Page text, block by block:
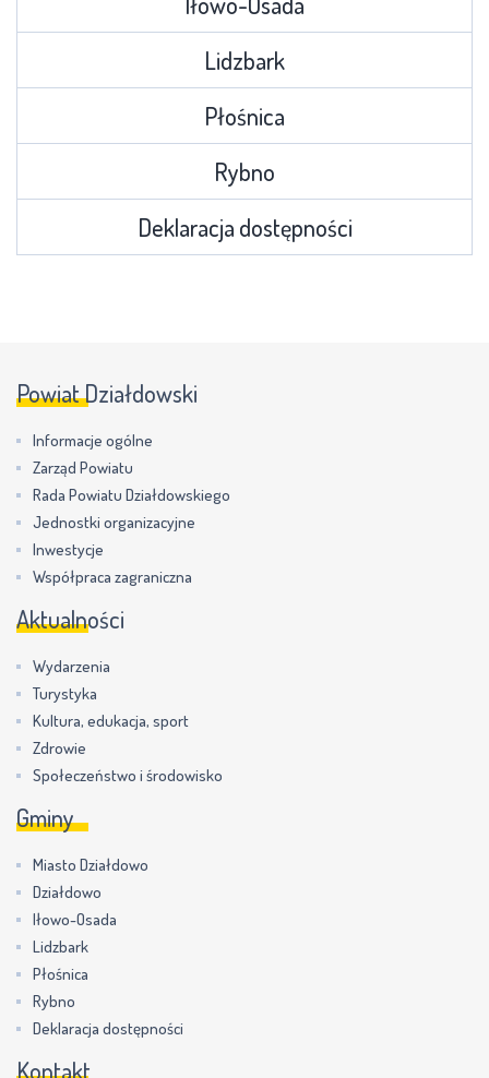
Lidzbark
Płośnica
Rybno
Deklaracja dostępności
Powiat Działdowski
Informacje ogólne
Zarząd Powiatu
Rada Powiatu Działdowskiego
Jednostki organizacyjne
Inwestycje
Współpraca zagraniczna
Aktualności
Wydarzenia
Turystyka
Kultura, edukacja, sport
Zdrowie
Społeczeństwo i środowisko
Gminy
Miasto Działdowo
Działdowo
Iłowo-Osada
Lidzbark
Płośnica
Rybno
Deklaracja dostępności
Kontakt